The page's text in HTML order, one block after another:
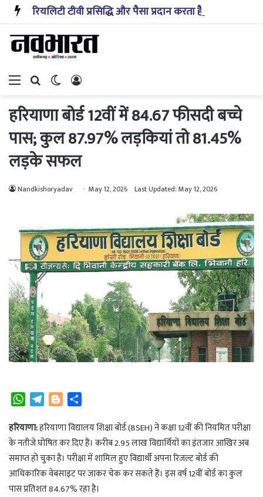
Menu Search forSwitch skin
हरियाणा बोर्ड 12वीं में 84.67 फीसदी बच्चे
पास; कुल 87.97% लड़कियां तो 81.45%
लड़के सफल
Nandkishoryadav May 12, 2026 Last Updated: May 12, 2026
W
a
t
s
A
p
l
e
g
r
a
o
g
g
e
r
a
r
e
हरियाणा:हरियाणा विद्यालय शिक्षा बोर्ड (BSEH) ने कक्षा 12वीं की नियमित परीक्षा
के नतीजे घोषित कर दिए हैं। करीब 2.95 लाख विद्यार्थियों का इंतजार आखिर अब
समाप्त हो चुका है। परीक्षा में शामिल हुए विद्यार्थी अपना रिजल्ट बोर्ड की
आधिकारिक वेबसाइट पर जाकर चेक कर सकते हैं। इस वर्ष 12वीं बोर्ड का कुल
पास प्रतिशत 84.67% रहा है।